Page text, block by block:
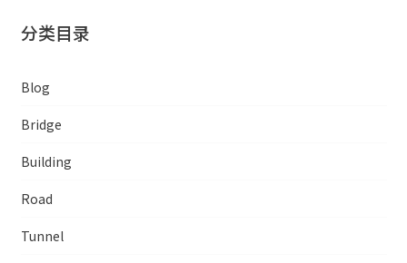
分类目录
Blog
Bridge
Building
Road
Tunnel